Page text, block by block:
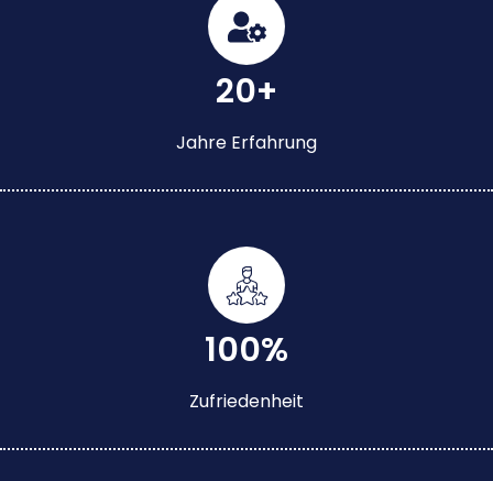
20+
Jahre Erfahrung
100%
Zufriedenheit